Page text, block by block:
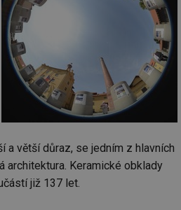
a větší důraz, se jedním z hlavních
architektura. Keramické obklady
již 137 let.